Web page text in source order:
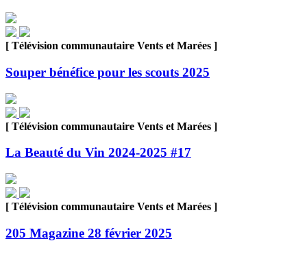
[ Télévision communautaire Vents et Marées ]
Souper bénéfice pour les scouts 2025
[ Télévision communautaire Vents et Marées ]
La Beauté du Vin 2024-2025 #17
[ Télévision communautaire Vents et Marées ]
205 Magazine 28 février 2025